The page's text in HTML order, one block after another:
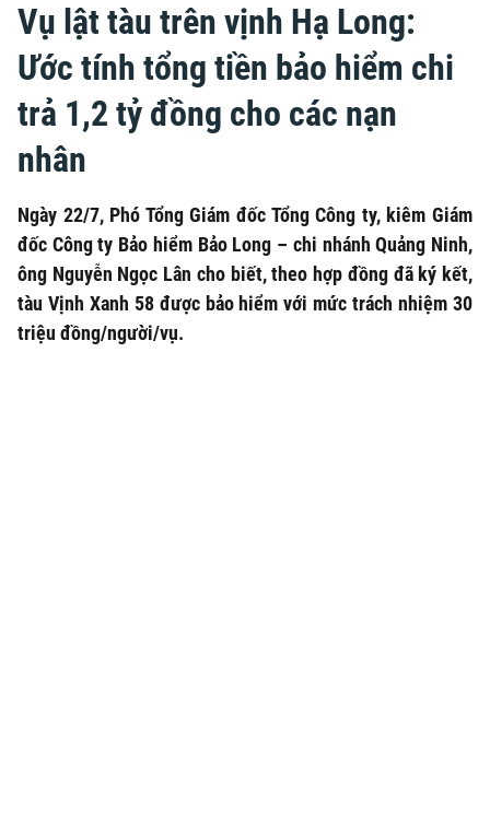
Vụ lật tàu trên vịnh Hạ Long:
Ước tính tổng tiền bảo hiểm chi
trả 1,2 tỷ đồng cho các nạn
nhân
Ngày 22/7, Phó Tổng Giám đốc Tổng Công ty, kiêm Giám
đốc Công ty Bảo hiểm Bảo Long – chi nhánh Quảng Ninh,
ông Nguyễn Ngọc Lân cho biết, theo hợp đồng đã ký kết,
tàu Vịnh Xanh 58 được bảo hiểm với mức trách nhiệm 30
triệu đồng/người/vụ.